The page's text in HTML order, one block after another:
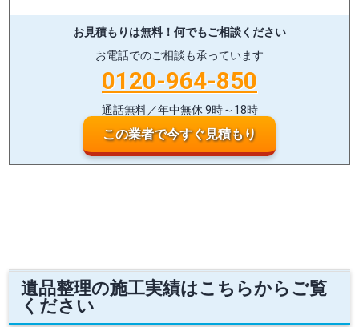
お見積もりは無料！ 何でもご相談ください
お電話でのご相談も承っています
0120-964-850
通話無料／年中無休 9時～18時
この業者で今すぐ見積もり
遺品整理の施工実績はこちらからご覧
ください